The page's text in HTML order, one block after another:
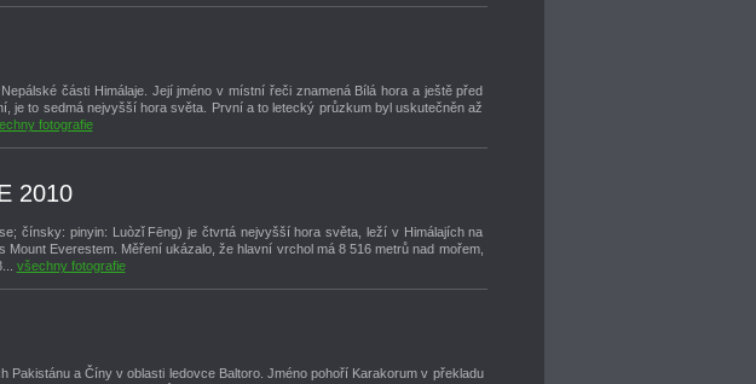
části Himálaje. Její jméno v místní řeči znamená Bílá hora a ještě před
je to sedmá nejvyšší hora světa. První a to letecký průzkum byl uskutečněn až
fotografie
2010
čínsky: pinyin: Luòzǐ Fēng) je čtvrtá nejvyšší hora světa, leží v Himálajích na
Everestem. Měření ukázalo, že hlavní vrchol má 8 516 metrů nad mořem,
všechny fotografie
Pakistánu a Číny v oblasti ledovce Baltoro. Jméno pohoří Karakorum v překladu